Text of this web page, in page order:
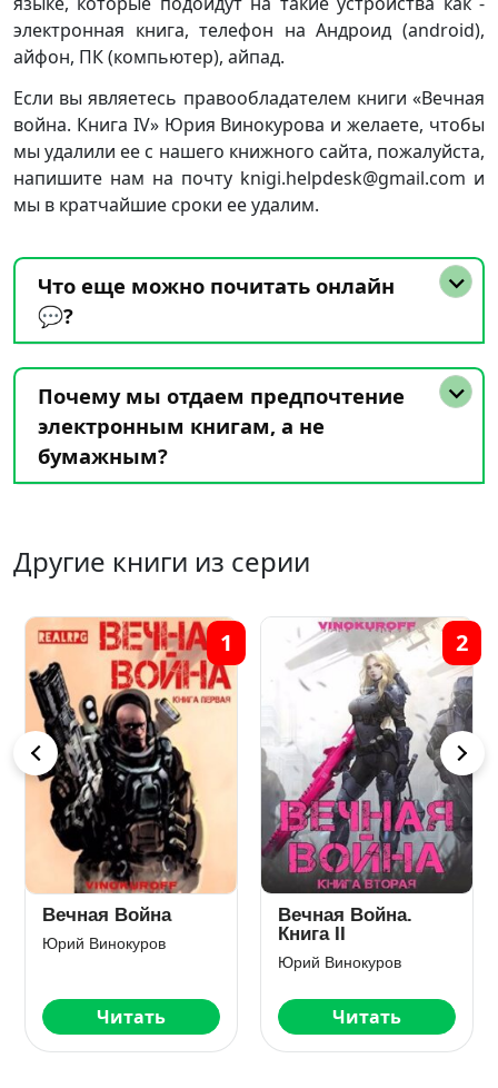
электронная книга, телефон на Андроид (android),
айфон, ПК (компьютер), айпад.
Если вы являетесь правообладателем книги «Вечная
война. Книга IV» Юрия Винокурова и желаете, чтобы
мы удалили ее с нашего книжного сайта, пожалуйста,
напишите нам на почту knigi.helpdesk@gmail.com и
мы в кратчайшие сроки ее удалим.
Что еще можно почитать онлайн
💬?
Почему мы отдаем предпочтение
электронным книгам, а не
бумажным?
Другие книги из серии
Вечная Война
Юрий Винокуров
Читать
1
Вечная Война.
Книга II
Юрий Винокуров
Читать
2